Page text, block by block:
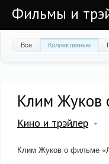
Фильмы и
Все Коллективные
Клим Жуков
Кино и трэйлер
Клим Жуков о фильме